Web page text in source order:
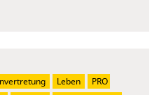
Leben
PRO